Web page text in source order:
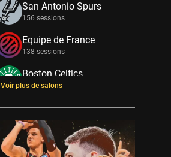
San Antonio Spurs
156 sessions
Equipe de France
138 sessions
Boston Celtics
133 sessions
New York Knicks
114 sessions
Minnesota Timberwolves
114 sessions
Voir plus de salons